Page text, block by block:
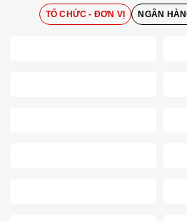
TỔ CHỨC - ĐƠN VỊ NGÂN